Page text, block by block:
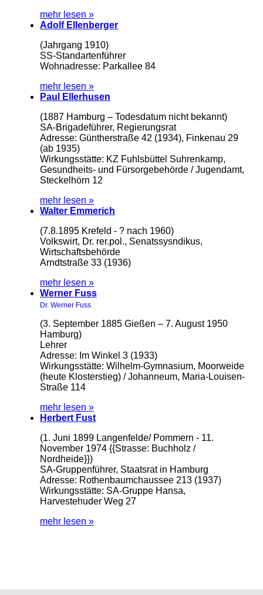
mehr lesen »
Adolf Ellenberger
(Jahrgang 1910)
SS-Standartenführer
Wohnadresse: Parkallee 84
mehr lesen »
Paul Ellerhusen
(1887 Hamburg – Todesdatum nicht bekannt)
SA-Brigadeführer, Regierungsrat
Adresse: Güntherstraße 42 (1934), Finkenau 29
(ab 1935)
Wirkungsstätte: KZ Fuhlsbüttel Suhrenkamp,
Gesundheits- und Fürsorgebehörde / Jugendamt,
Steckelhörn 12
mehr lesen »
Walter Emmerich
(7.8.1895 Krefeld - ? nach 1960)
Volkswirt, Dr. rer.pol., Senatssysndikus,
Wirtschaftsbehörde
Arndtstraße 33 (1936)
mehr lesen »
Werner Fuss
Dr. Werner Fuss
(3. September 1885 Gießen – 7. August 1950
Hamburg)
Lehrer
Adresse: Im Winkel 3 (1933)
Wirkungsstätte: Wilhelm-Gymnasium, Moorweide
(heute Klosterstieg) / Johanneum, Maria-Louisen-
Straße 114
mehr lesen »
Herbert Fust
(1. Juni 1899 Langenfelde/ Pommern - 11.
November 1974 {{Strasse: Buchholz /
Nordheide}})
SA-Gruppenführer, Staatsrat in Hamburg
Adresse: Rothenbaumchaussee 213 (1937)
Wirkungsstätte: SA-Gruppe Hansa,
Harvestehuder Weg 27
mehr lesen »